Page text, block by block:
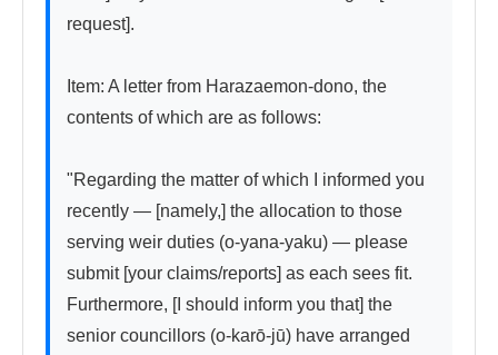
request].
Item: A letter from Harazaemon-dono, the
contents of which are as follows:
"Regarding the matter of which I informed you
recently — [namely,] the allocation to those
serving weir duties (o-yana-yaku) — please
submit [your claims/reports] as each sees fit.
Furthermore, [I should inform you that] the
senior councillors (o-karō-jū) have arranged